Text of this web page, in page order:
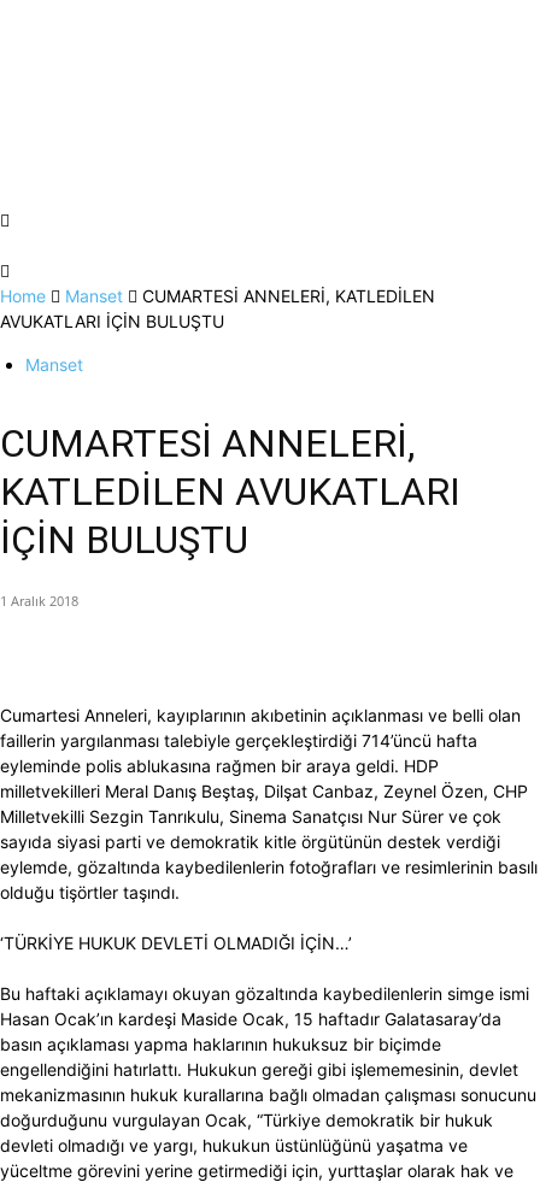
Home Manset
CUMARTESİ ANNELERİ, KATLEDİLEN
AVUKATLARI İÇİN BULUŞTU
Manset
CUMARTESİ ANNELERİ,
KATLEDİLEN AVUKATLARI
İÇİN BULUŞTU
1 Aralık 2018
Cumartesi Anneleri, kayıplarının akıbetinin açıklanması ve belli olan
faillerin yargılanması talebiyle gerçekleştirdiği 714’üncü hafta
eyleminde polis ablukasına rağmen bir araya geldi. HDP
milletvekilleri Meral Danış Beştaş, Dilşat Canbaz, Zeynel Özen, CHP
Milletvekilli Sezgin Tanrıkulu, Sinema Sanatçısı Nur Sürer ve çok
sayıda siyasi parti ve demokratik kitle örgütünün destek verdiği
eylemde, gözaltında kaybedilenlerin fotoğrafları ve resimlerinin basılı
olduğu tişörtler taşındı.
‘TÜRKİYE HUKUK DEVLETİ OLMADIĞI İÇİN…’
Bu haftaki açıklamayı okuyan gözaltında kaybedilenlerin simge ismi
Hasan Ocak’ın kardeşi Maside Ocak, 15 haftadır Galatasaray’da
basın açıklaması yapma haklarının hukuksuz bir biçimde
engellendiğini hatırlattı. Hukukun gereği gibi işlememesinin, devlet
mekanizmasının hukuk kurallarına bağlı olmadan çalışması sonucunu
doğurduğunu vurgulayan Ocak, “Türkiye demokratik bir hukuk
devleti olmadığı ve yargı, hukukun üstünlüğünü yaşatma ve
yüceltme görevini yerine getirmediği için, yurttaşlar olarak hak ve